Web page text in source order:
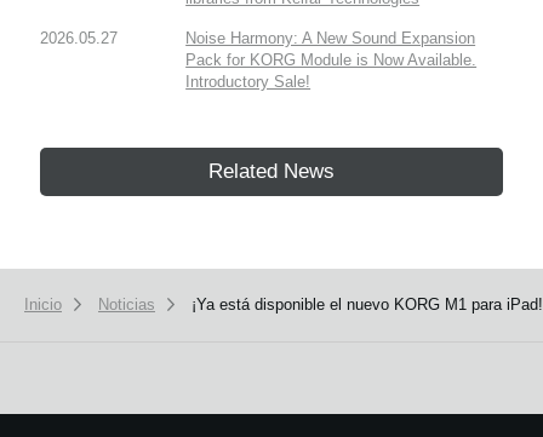
2026.05.27
Noise Harmony: A New Sound Expansion
Pack for KORG Module is Now Available.
Introductory Sale!
Related News
Inicio Noticias ¡Ya está disponible el nuevo KORG M1 para